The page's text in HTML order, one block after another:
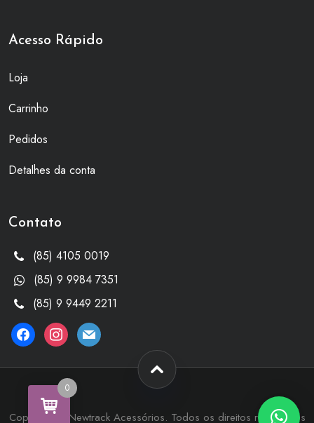
Acesso Rápido
Loja
Carrinho
Pedidos
Detalhes da conta
Contato
(85) 4105 0019
(85) 9 9984 7351
(85) 9 9449 2211
facebookinstagram
mail
Copyright © Newtrack Acessórios. Todos os direitos reservados
0